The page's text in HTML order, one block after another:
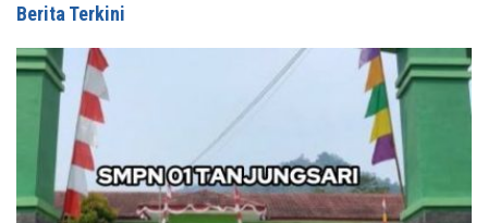
Berita Terkini